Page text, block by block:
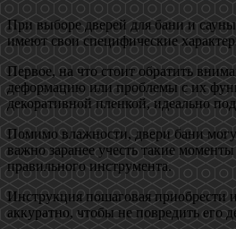
При выборе дверей для бани и
имеют свои специфические
Первое, на что стоит обратить
деформацию или проблемы с их
декоративной пленкой, идеально
Помимо влажности, двери бани
важно заранее учесть такие
правильного инструмента.
Инструкция пошаговая приобрести
аккуратно, чтобы не повредить его